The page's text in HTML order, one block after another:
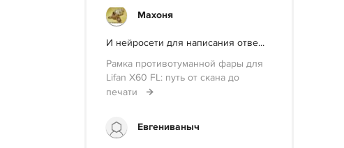
Махоня
И нейросети для написания отве...
Рамка противотуманной фары для
Lifan X60 FL: путь от скана до
печати
Евгениваныч